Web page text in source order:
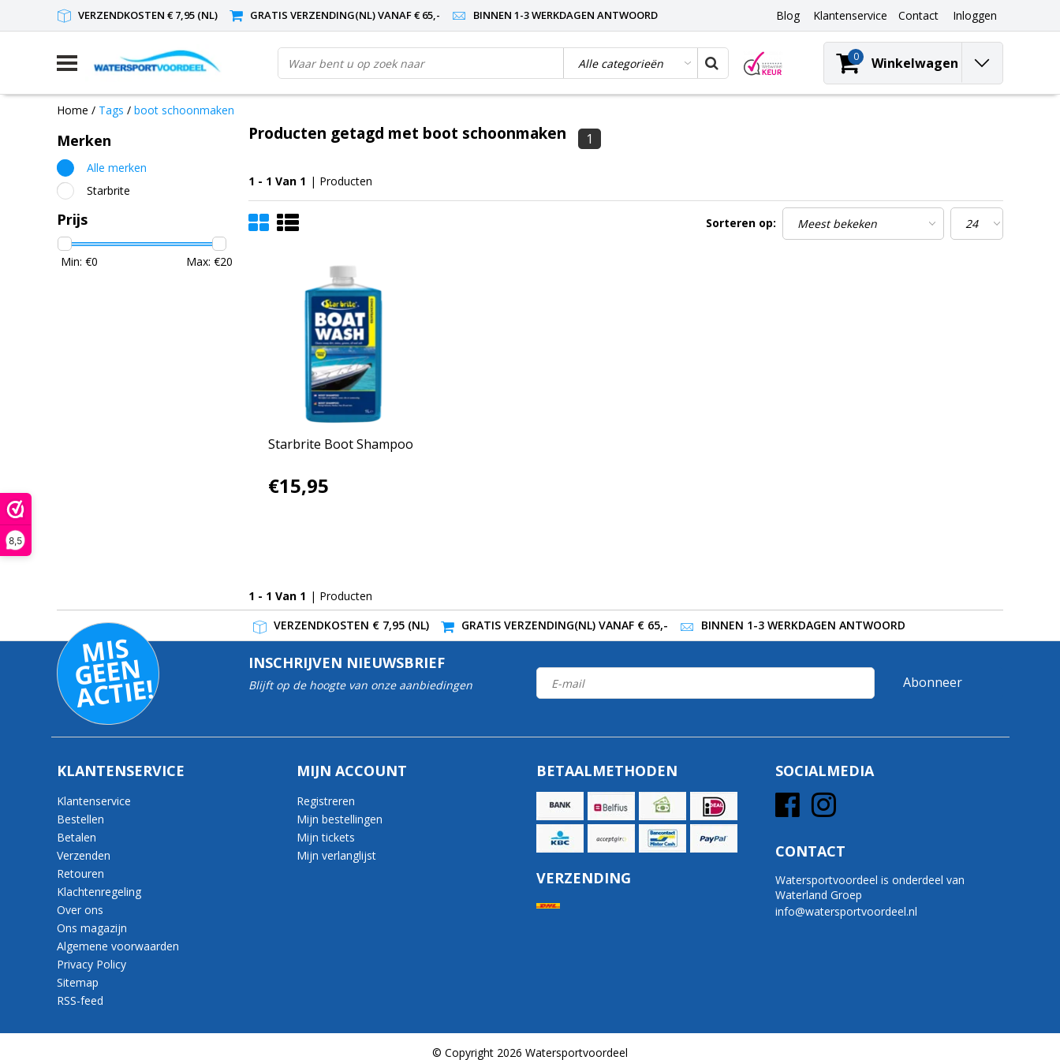
8,5
VERZENDKOSTEN € 7,95 (NL) GRATIS VERZENDING(NL) VANAF € 65,- BINNEN 1-3 WERKDAGEN ANTWOORD Blog Klantenservice Contact Inloggen
0 Winkelwagen
Home / Tags / boot schoonmaken
Merken
Alle merken
Starbrite
Prijs
Min: €0 Max: €20
Producten getagd met boot schoonmaken 1
1 - 1 Van 1 | Producten
Sorteren op:
Starbrite Boot Shampoo
€15,95
1 - 1 Van 1 | Producten
VERZENDKOSTEN € 7,95 (NL)
GRATIS VERZENDING(NL) VANAF € 65,- BINNEN 1-3 WERKDAGEN ANTWOORD
MI
S
G
E
E
N
A
C
TI
E!
INSCHRIJVEN NIEUWSBRIEF
Blijft op de hoogte van onze aanbiedingen Abonneer
KLANTENSERVICE
Klantenservice
Bestellen
Betalen
Verzenden
Retouren
Klachtenregeling
Over ons
Ons magazijn
Algemene voorwaarden
Privacy Policy
Sitemap
RSS-feed
MIJN ACCOUNT
Registreren
Mijn bestellingen
Mijn tickets
Mijn verlanglijst
BETAALMETHODEN
VERZENDING
SOCIALMEDIA
CONTACT
Watersportvoordeel is onderdeel van
Waterland Groep
info@watersportvoordeel.nl
© Copyright 2026 Watersportvoordeel